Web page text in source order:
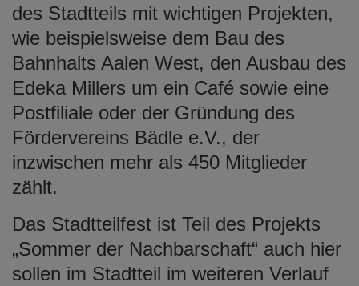
des Stadtteils mit wichtigen Projekten,
wie beispielsweise dem Bau des
Bahnhalts Aalen West, den Ausbau des
Edeka Millers um ein Café sowie eine
Postfiliale oder der Gründung des
Fördervereins Bädle e.V., der
inzwischen mehr als 450 Mitglieder
zählt.
Das Stadtteilfest ist Teil des Projekts
„Sommer der Nachbarschaft“ auch hier
sollen im Stadtteil im weiteren Verlauf